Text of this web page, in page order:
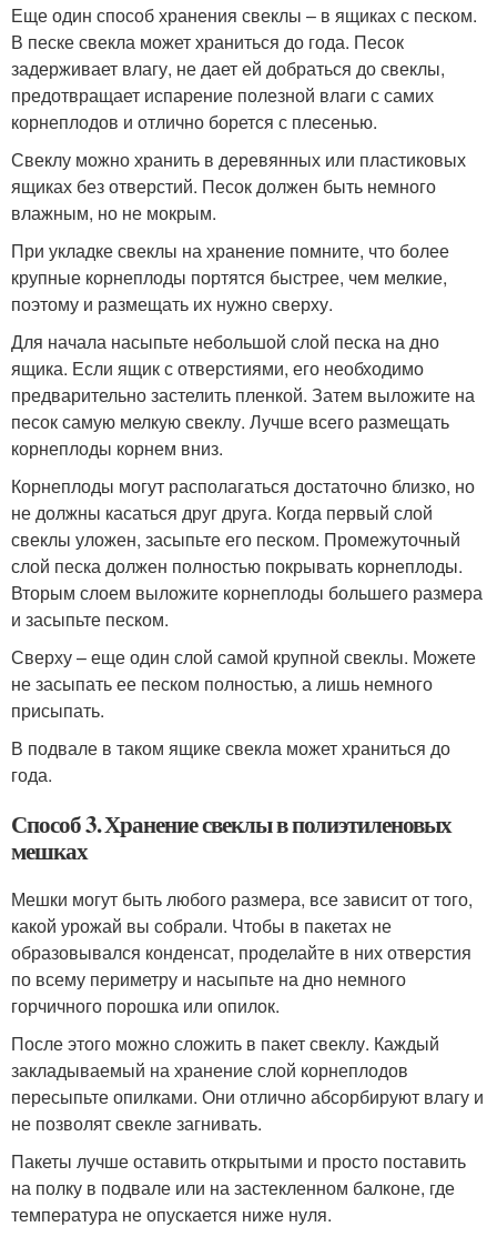
Еще один способ хранения свеклы – в ящиках с песком.
В песке свекла может храниться до года. Песок
задерживает влагу, не дает ей добраться до свеклы,
предотвращает испарение полезной влаги с самих
корнеплодов и отлично борется с плесенью.
Свеклу можно хранить в деревянных или пластиковых
ящиках без отверстий. Песок должен быть немного
влажным, но не мокрым.
При укладке свеклы на хранение помните, что более
крупные корнеплоды портятся быстрее, чем мелкие,
поэтому и размещать их нужно сверху.
Для начала насыпьте небольшой слой песка на дно
ящика. Если ящик с отверстиями, его необходимо
предварительно застелить пленкой. Затем выложите на
песок самую мелкую свеклу. Лучше всего размещать
корнеплоды корнем вниз.
Корнеплоды могут располагаться достаточно близко, но
не должны касаться друг друга. Когда первый слой
свеклы уложен, засыпьте его песком. Промежуточный
слой песка должен полностью покрывать корнеплоды.
Вторым слоем выложите корнеплоды большего размера
и засыпьте песком.
Сверху – еще один слой самой крупной свеклы. Можете
не засыпать ее песком полностью, а лишь немного
присыпать.
В подвале в таком ящике свекла может храниться до
года.
Способ 3. Хранение свеклы в полиэтиленовых
мешках
Мешки могут быть любого размера, все зависит от того,
какой урожай вы собрали. Чтобы в пакетах не
образовывался конденсат, проделайте в них отверстия
по всему периметру и насыпьте на дно немного
горчичного порошка или опилок.
После этого можно сложить в пакет свеклу. Каждый
закладываемый на хранение слой корнеплодов
пересыпьте опилками. Они отлично абсорбируют влагу и
не позволят свекле загнивать.
Пакеты лучше оставить открытыми и просто поставить
на полку в подвале или на застекленном балконе, где
температура не опускается ниже нуля.